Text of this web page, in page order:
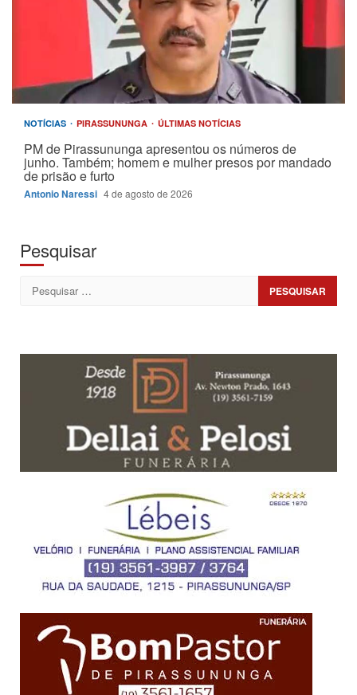
NOTÍCIAS PIRASSUNUNGA ÚLTIMAS NOTÍCIAS
PM de Pirassununga apresentou os números de
junho. Também; homem e mulher presos por mandado
de prisão e furto
Antonio Naressi 4 de agosto de 2026
Pesquisar
Pesquisar